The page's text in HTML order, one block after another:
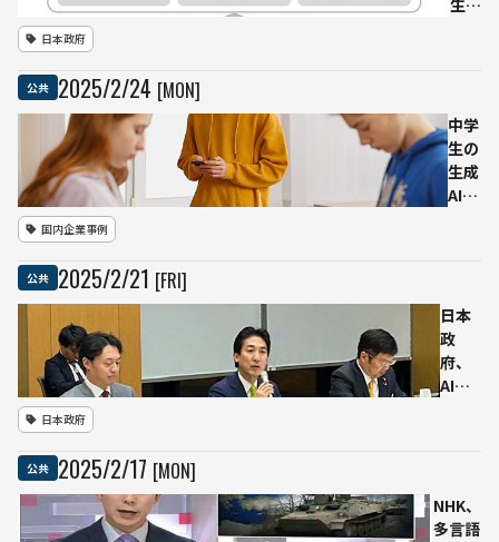
彫り
備へ
—地
域分
散を
を設
立
ェッ
クリ
スト
を公
減へ
日本政府
公共 2025/2/24 [MON]
中学
生の
生成
AI利
—
NTT
ドコ
モ
所の
調査
国内企業事例
公共 2025/2/21 [FRI]
日本
政
府、
AI法
パブ
リッ
日本政府
公共 2025/2/17 [MON]
NHK、
多言語